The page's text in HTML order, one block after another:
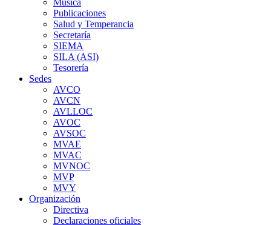
Música
Publicaciones
Salud y Temperancia
Secretaría
SIEMA
SILA (ASI)
Tesorería
Sedes
AVCO
AVCN
AVLLOC
AVOC
AVSOC
MVAE
MVAC
MVNOC
MVP
MVY
Organización
Directiva
Declaraciones oficiales